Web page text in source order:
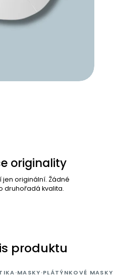
originality
jen originální. Žádné
druhořadá kvalita.
produktu
·MASKY·PLÁTÝNKOVÉ MASKY